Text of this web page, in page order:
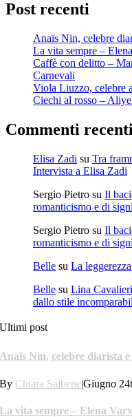
Post recenti
Anaïs Nin, celebre
La vita sempre –
Caffè con delitto –
Carnevali
Viola Liuzzo, celebre
Ciechi al rosso –
Commenti
Elisa Zadi su Tra
Intervista a Elisa Zadi
Sergio Pietro su Il
romanticismo e di
Sergio Pietro su Il
romanticismo e di
Belle su La
Belle su Lina
dallo stile
Ultimi post
Anaïs Nin, celebre diarista
By Chiara Saibene|Giugno
La vita sempre – Elena